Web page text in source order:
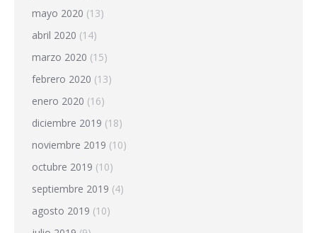
mayo 2020 (13)
abril 2020 (14)
marzo 2020 (15)
febrero 2020 (13)
enero 2020 (16)
diciembre 2019 (18)
noviembre 2019 (10)
octubre 2019 (10)
septiembre 2019 (4)
agosto 2019 (10)